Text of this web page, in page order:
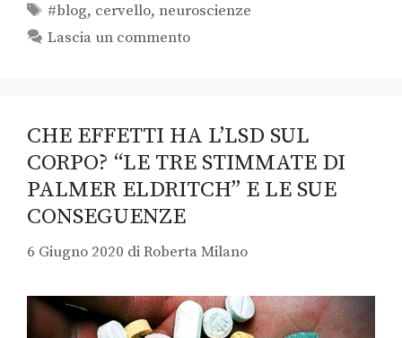
#blog, cervello,neuroscienze
Lascia un commento
CHE EFFETTI HA L’LSD SUL
CORPO? “LE TRE STIMMATE DI
PALMER ELDRITCH” E LE SUE
CONSEGUENZE
6 Giugno 2020 diRoberta Milano